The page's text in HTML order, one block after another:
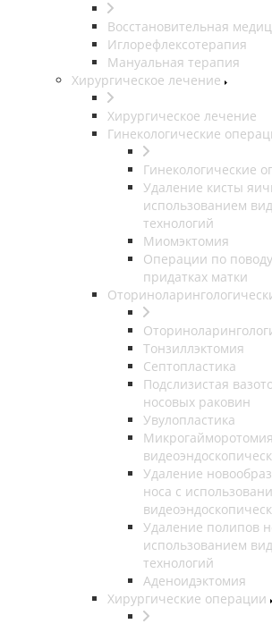
Восстановительная
Иглорефлексотерапия
Мануальная терапия
Хирургическое лечение
Хирургическое лечение
Гинекологические
Гинекологические
Удаление кисты
использованием
технологий
Миомэктомия
Операции по
придатках матки
Тонзиллэктомия
Септопластика
Подслизистая
носовых раковин
Увулопластика
Удаление
носа с
Удаление полипов
использованием
технологий
Аденоидэктомия
Хирургические операции